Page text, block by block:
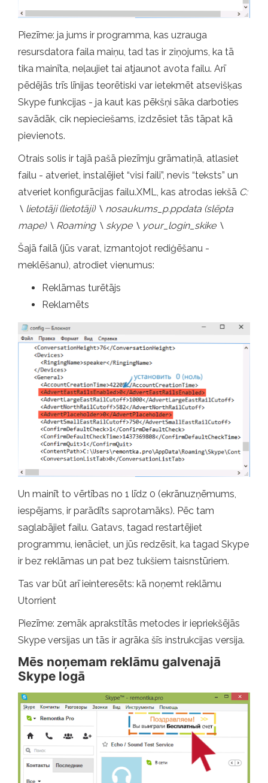
Piezīme: ja jums ir programma, kas uzrauga
resursdatora faila maiņu, tad tas ir ziņojums, ka tā
tika mainīta, neļaujiet tai atjaunot avota failu. Arī
pēdējās trīs līnijas teorētiski var ietekmēt atsevišķas
Skype funkcijas - ja kaut kas pēkšņi sāka darboties
savādāk, cik nepieciešams, izdzēsiet tās tāpat kā
pievienots.
Otrais solis ir tajā pašā piezīmju grāmatiņā, atlasiet
failu - atveriet, instalējiet “visi faili”, nevis “teksts” un
atveriet konfigurācijas failu.XML, kas atrodas iekšā C:
\ lietotāji (lietotāji) \ nosaukums_p.ppdata (slēpta
mape) \ Roaming \ skype \ your_login_skike \
Šajā failā (jūs varat, izmantojot rediģēšanu -
meklēšanu), atrodiet vienumus:
Reklāmas turētājs
Reklamēts
Un mainīt to vērtības no 1 līdz 0 (ekrānuzņēmums,
iespējams, ir parādīts saprotamāks). Pēc tam
saglabājiet failu. Gatavs, tagad restartējiet
programmu, ienāciet, un jūs redzēsit, ka tagad Skype
ir bez reklāmas un pat bez tukšiem taisnstūriem.
Tas var būt arī ieinteresēts: kā noņemt reklāmu
Utorrient
Piezīme: zemāk aprakstītās metodes ir iepriekšējās
Skype versijas un tās ir agrāka šīs instrukcijas versija.
Mēs noņemam reklāmu galvenajā
Skype logā